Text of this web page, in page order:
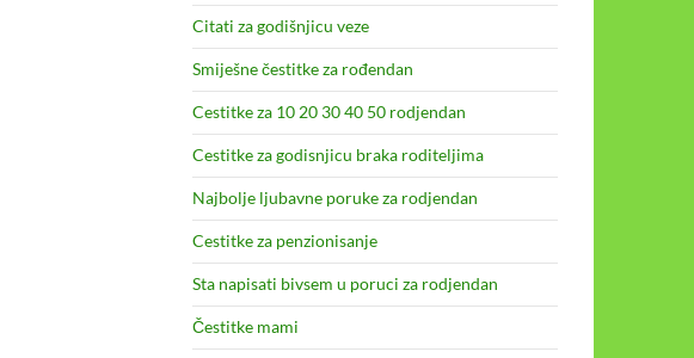
Citati za godišnjicu veze
Smiješne čestitke za rođendan
Cestitke za 10 20 30 40 50 rodjendan
Cestitke za godisnjicu braka roditeljima
Najbolje ljubavne poruke za rodjendan
Cestitke za penzionisanje
Sta napisati bivsem u poruci za rodjendan
Čestitke mami